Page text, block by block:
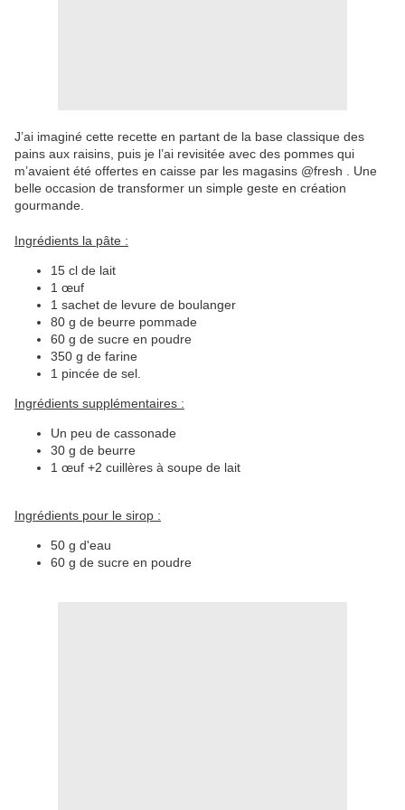
J’ai imaginé cette recette en partant de la base classique des
pains aux raisins, puis je l’ai revisitée avec des pommes qui
m’avaient été offertes en caisse par les magasins @fresh . Une
belle occasion de transformer un simple geste en création
gourmande.
Ingrédients la pâte :
15 cl de lait
1 œuf
1 sachet de levure de boulanger
80 g de beurre pommade
60 g de sucre en poudre
350 g de farine
1 pincée de sel.
Ingrédients supplémentaires :
Un peu de cassonade
30 g de beurre
1 œuf +2 cuillères à soupe de lait
Ingrédients pour le sirop :
50 g d'eau
60 g de sucre en poudre